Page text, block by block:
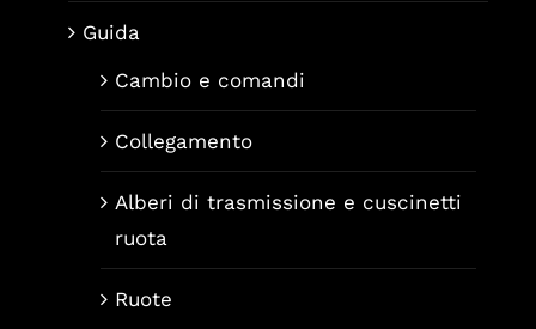
Guida
Cambio e comandi
Collegamento
Alberi di trasmissione e cuscinetti
ruota
Ruote